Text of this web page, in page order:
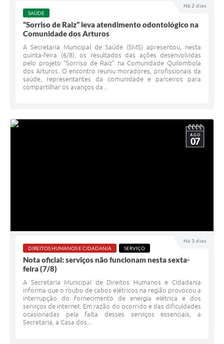
Há 2 dias
SAÚDE
“Sorriso de Raiz” leva atendimento odontológico na
Comunidade dos Arturos
A Secretaria Municipal de Saúde (SMS) apresentou, nesta
quinta-feira (6/8), os resultados das ações desenvolvidas
pelo projeto “Sorriso de Raiz” na Comunidade Quilombola
dos Arturos. O encontro reuniu moradores, profissionais da
saúde, representantes da comunidade e parceiros para
compartilhar os avanços da...
Há 3 dias
AGO
07
DIREITOS HUMANOS E CIDADANIA SERVIÇO
Nota oficial: serviços não funcionam nesta sexta-
feira (7/8)
A Secretaria Municipal de Direitos Humanos e Cidadania
informa que o roubo de cabos elétricos na região provocou a
interrupção do fornecimento de energia elétrica e dos
serviços de internet. Em razão do ocorrido e das dificuldades
ocasionadas pela falta desses serviços essenciais, a
Secretaria, a Casa dos...